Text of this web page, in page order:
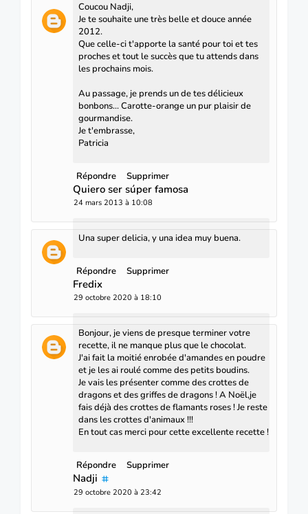
Coucou Nadji,
Je te souhaite une très belle et douce année
2012.
Que celle-ci t'apporte la santé pour toi et tes
proches et tout le succès que tu attends dans
les prochains mois.
Au passage, je prends un de tes délicieux
bonbons... Carotte-orange un pur plaisir de
gourmandise.
Je t'embrasse,
Patricia
Répondre Supprimer
Quiero ser súper famosa
24 mars 2013 à 10:08
Una super delicia, y una idea muy buena.
Répondre Supprimer
Fredix
29 octobre 2020 à 18:10
Bonjour, je viens de presque terminer votre
recette, il ne manque plus que le chocolat.
J'ai fait la moitié enrobée d'amandes en poudre
et je les ai roulé comme des petits boudins.
Je vais les présenter comme des crottes de
dragons et des griffes de dragons ! A Noël,je
fais déjà des crottes de flamants roses ! Je reste
dans les crottes d'animaux !!!
En tout cas merci pour cette excellente recette !
Répondre Supprimer
Nadji
29 octobre 2020 à 23:42